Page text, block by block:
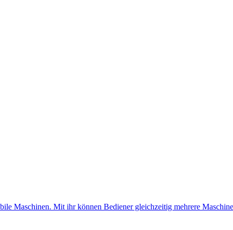
Maschinen. Mit ihr können Bediener gleichzeitig mehrere